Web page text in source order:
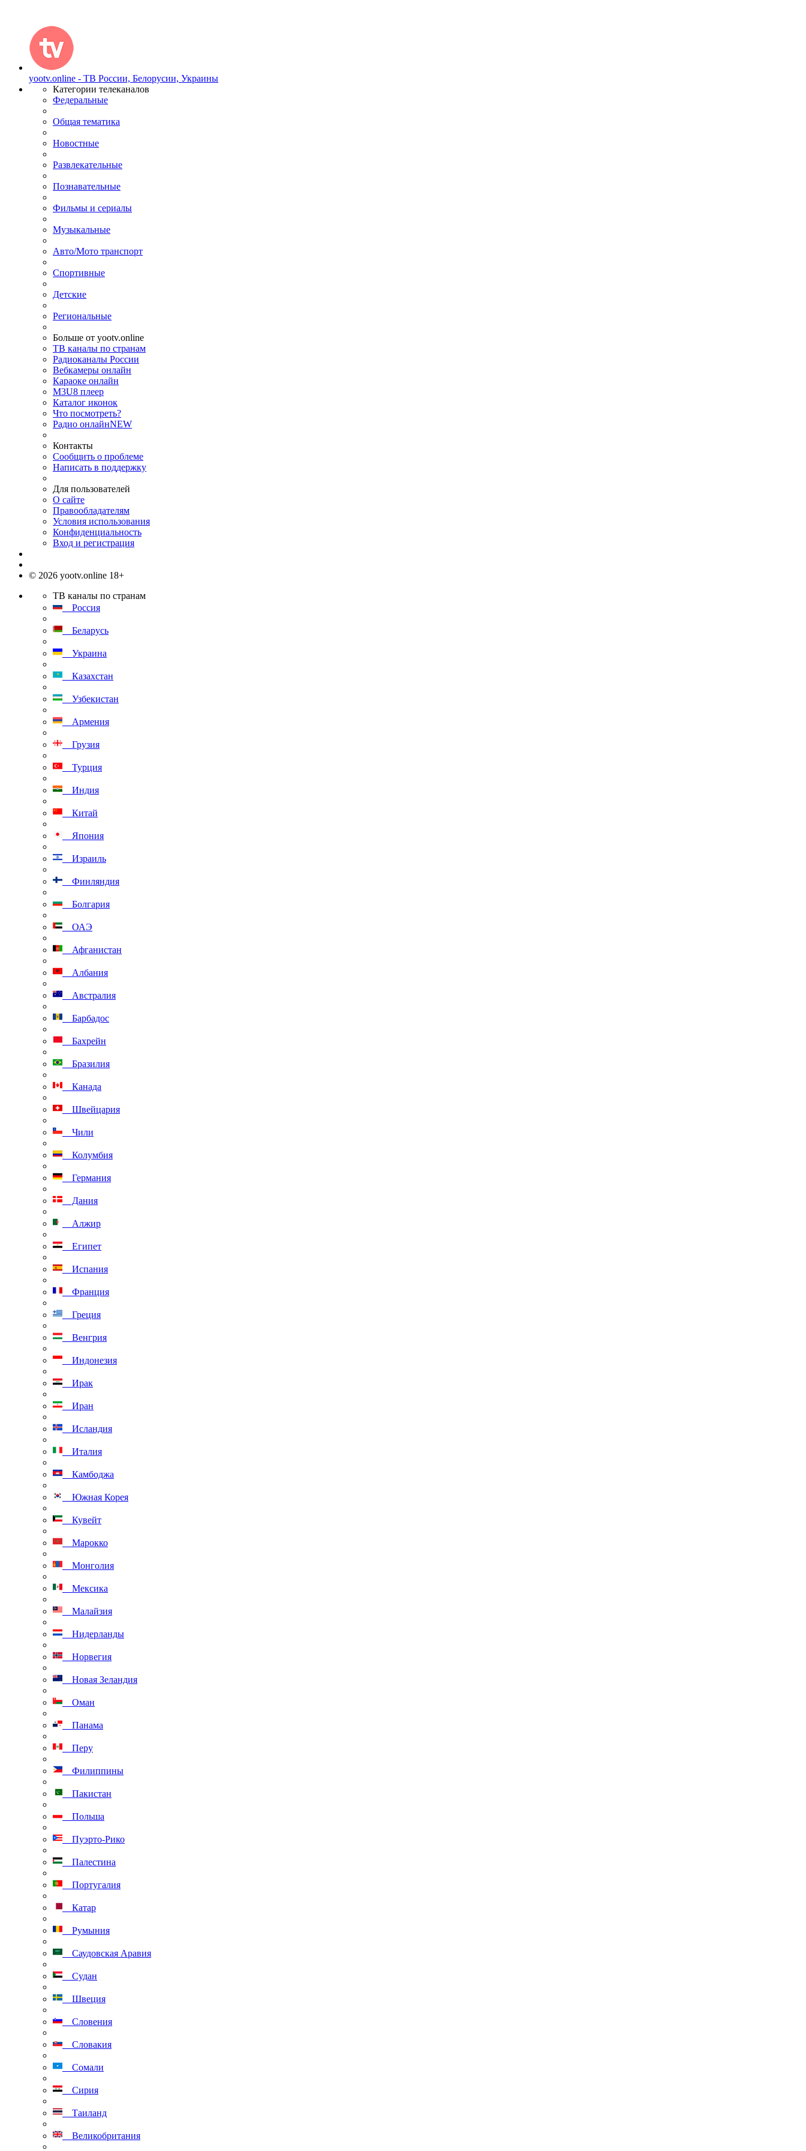
yootv.online - ТВ России, Белорусии, Украины
Категории телеканалов
Федеральные
Общая тематика
Новостные
Развлекательные
Познавательные
Фильмы и сериалы
Музыкальные
Авто/Мото транспорт
Спортивные
Детские
Региональные
Больше от yootv.online
ТВ каналы по странам
Радиоканалы России
Вебкамеры онлайн
Караоке онлайн
M3U8 плеер
Каталог иконок
Что посмотреть?
Радио онлайнNEW
Контакты
Сообщить о проблеме
Написать в поддержку
Для пользователей
О сайте
Правообладателям
Условия использования
Конфиденциальность
Вход и регистрация
© 2026 yootv.online 18+
ТВ каналы по странам
Россия
Беларусь
Украина
Казахстан
Узбекистан
Армения
Грузия
Турция
Индия
Китай
Япония
Израиль
Финляндия
Болгария
ОАЭ
Афганистан
Албания
Австралия
Барбадос
Бахрейн
Бразилия
Канада
Швейцария
Чили
Колумбия
Германия
Дания
Алжир
Египет
Испания
Франция
Греция
Венгрия
Индонезия
Ирак
Иран
Исландия
Италия
Камбоджа
Южная Корея
Кувейт
Марокко
Монголия
Мексика
Малайзия
Нидерланды
Норвегия
Новая Зеландия
Оман
Панама
Перу
Филиппины
Пакистан
Польша
Пуэрто-Рико
Палестина
Португалия
Катар
Румыния
Саудовская Аравия
Судан
Швеция
Словения
Словакия
Сомали
Сирия
Таиланд
Великобритания